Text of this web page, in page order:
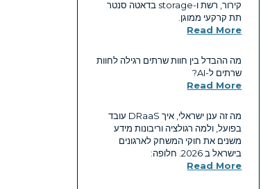
קירור, רשת ו-storage בדאטה סנטר
תת קרקעי ממוגן.
Read More
מה ההבדל בין חוות שרתים רגילה לחוות
שרתים ל-AI?
Read More
מה זה ענן ישראלי, איך DRaaS עובד
בפועל, ולמה רגולציה וריבונות מידע
משנים את חוקי המשחק לארגונים
בישראל ב 2026. חלופה:
Read More